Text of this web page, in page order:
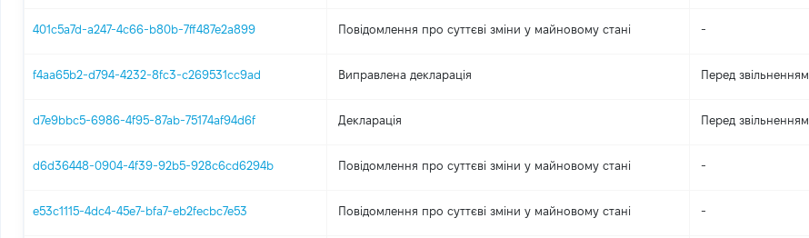
401c5a7d-a247-4c66-b80b-7ff487e2a899 Повідомлення про суттєві зміни y майновому стані -
f4aa65b2-d794-4232-8fc3-c269531cc9ad Виправлена декларація Перед звільненням
d7e9bbc5-6986-4f95-87ab-75174af94d6f Декларація Перед звільненням
d6d36448-0904-4f39-92b5-928c6cd6294b Повідомлення про суттєві зміни y майновому стані -
e53c1115-4dc4-45e7-bfa7-eb2fecbc7e53 Повідомлення про суттєві зміни y майновому стані -